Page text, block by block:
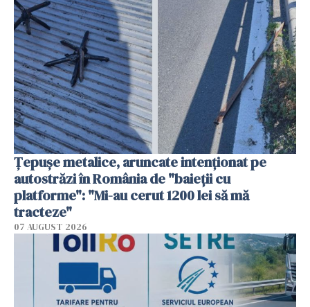
Țepușe metalice, aruncate intenționat pe
autostrăzi în România de "baieții cu
platforme": "Mi-au cerut 1200 lei să mă
tracteze"
07 AUGUST 2026